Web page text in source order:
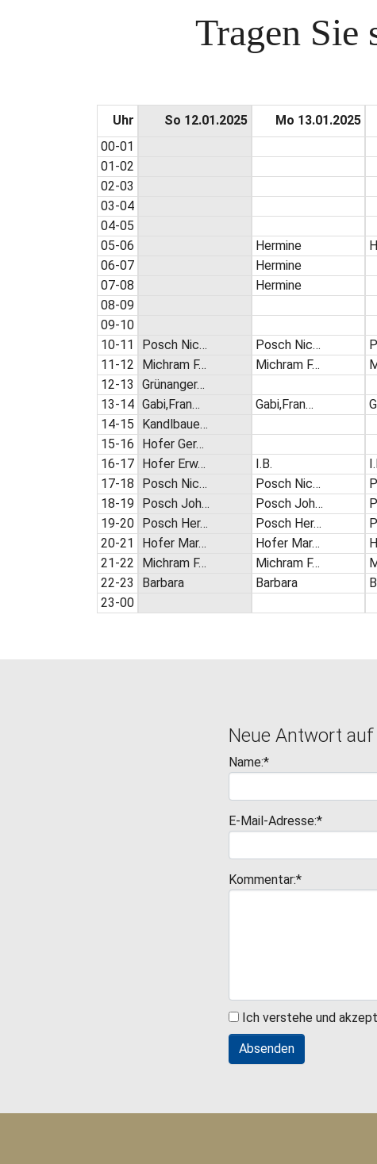
Tragen Sie
Uhr
00-01
01-02
02-03
03-04
04-05
05-06
06-07
07-08
08-09
09-10
10-11
11-12
12-13
13-14
14-15
15-16
16-17
17-18
18-19
19-20
20-21
21-22
22-23
23-00
So 12.01.2025
Posch Nic…
Michram F…
Grünanger…
Gabi,Fran…
Kandlbaue…
Hofer Ger…
Hofer Erw…
Posch Nic…
Posch Joh…
Posch Her…
Hofer Mar…
Michram F…
Barbara
Mo 13.01.2025
Hermine
Hermine
Hermine
Posch Nic…
Michram F…
Gabi,Fran…
I.B.
Posch Nic…
Posch Joh…
Posch Her…
Hofer Mar…
Michram F…
Barbara
Neue Antwort
Name:*
E-Mail-Adresse:*
Kommentar:*
Ich verstehe und